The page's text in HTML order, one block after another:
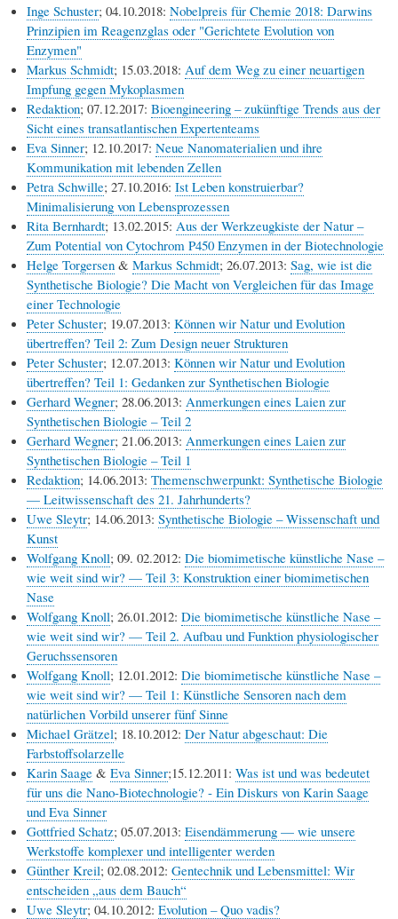
Inge Schuster; 04.10.2018: Nobelpreis für Chemie 2018: Darwins
Prinzipien im Reagenzglas oder "Gerichtete Evolution von
Enzymen"
Markus Schmidt; 15.03.2018: Auf dem Weg zu einer neuartigen
Impfung gegen Mykoplasmen
Redaktion; 07.12.2017: Bioengineering – zukünftige Trends aus der
Sicht eines transatlantischen Expertenteams
Eva Sinner; 12.10.2017: Neue Nanomaterialien und ihre
Kommunikation mit lebenden Zellen
Petra Schwille; 27.10.2016: Ist Leben konstruierbar?
Minimalisierung von Lebensprozessen
Rita Bernhardt; 13.02.2015: Aus der Werkzeugkiste der Natur –
Zum Potential von Cytochrom P450 Enzymen in der Biotechnologie
Helge Torgersen & Markus Schmidt; 26.07.2013: Sag, wie ist die
Synthetische Biologie? Die Macht von Vergleichen für das Image
einer Technologie
Peter Schuster; 19.07.2013: Können wir Natur und Evolution
übertreffen? Teil 2: Zum Design neuer Strukturen
Peter Schuster; 12.07.2013: Können wir Natur und Evolution
übertreffen? Teil 1: Gedanken zur Synthetischen Biologie
Gerhard Wegner; 28.06.2013: Anmerkungen eines Laien zur
Synthetischen Biologie – Teil 2
Gerhard Wegner; 21.06.2013: Anmerkungen eines Laien zur
Synthetischen Biologie – Teil 1
Redaktion; 14.06.2013: Themenschwerpunkt: Synthetische Biologie
— Leitwissenschaft des 21. Jahrhunderts?
Uwe Sleytr; 14.06.2013: Synthetische Biologie – Wissenschaft und
Kunst
Wolfgang Knoll; 09. 02.2012: Die biomimetische künstliche Nase –
wie weit sind wir? — Teil 3: Konstruktion einer biomimetischen
Nase
Wolfgang Knoll; 26.01.2012: Die biomimetische künstliche Nase –
wie weit sind wir? — Teil 2. Aufbau und Funktion physiologischer
Geruchssensoren
Wolfgang Knoll; 12.01.2012: Die biomimetische künstliche Nase –
wie weit sind wir? — Teil 1: Künstliche Sensoren nach dem
natürlichen Vorbild unserer fünf Sinne
Michael Grätzel; 18.10.2012: Der Natur abgeschaut: Die
Farbstoffsolarzelle
Karin Saage & Eva Sinner;15.12.2011: Was ist und was bedeutet
für uns die Nano-Biotechnologie? - Ein Diskurs von Karin Saage
und Eva Sinner
Gottfried Schatz; 05.07.2013: Eisendämmerung — wie unsere
Werkstoffe komplexer und intelligenter werden
Günther Kreil; 02.08.2012: Gentechnik und Lebensmittel: Wir
entscheiden „aus dem Bauch“
Uwe Sleytr; 04.10.2012: Evolution – Quo vadis?